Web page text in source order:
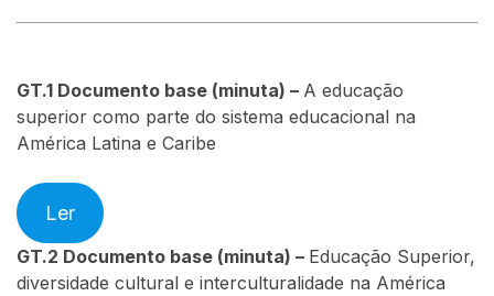
GT.1 Documento base (minuta) – A educação
superior como parte do sistema educacional na
América Latina e Caribe
Ler
GT.2 Documento base (minuta) – Educação Superior,
diversidade cultural e interculturalidade na América